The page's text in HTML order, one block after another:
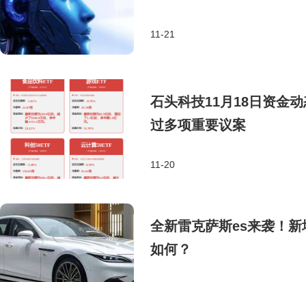
11-21
石头科技11月18日资金
过多项重要议案
11-20
全新雷克萨斯es来袭！
如何？